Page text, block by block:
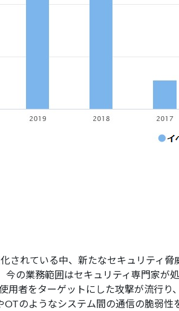
されている中、新たなセキュリティ
今の業務範囲はセキュリティ専門家が
用者をターゲットにした攻撃が流行り
のようなシステム間の通信の脆弱